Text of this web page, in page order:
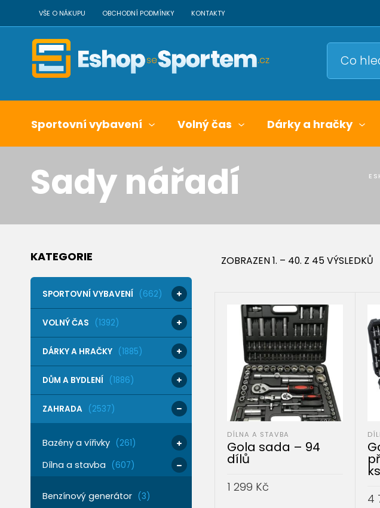
VŠE O NÁKUPU OBCHODNÍ PODMÍNKY KONTAKTY
Sportovní vybavení Volný čas Dárky a hračky
Sady nářadí
KATEGORIE
SPORTOVNÍ VYBAVENÍ (662)
VOLNÝ ČAS (1392)
DÁRKY A HRAČKY (1885)
DŮM A BYDLENÍ (1886)
ZAHRADA (2537)
Bazény a vířivky (261)
Dílna a stavba (607)
Benzínový generátor (3)
ZOBRAZEN 1. – 40. Z 45 VÝSLEDKŮ
DÍLNA A STAVBA
Gola sada – 94
dílů
1 299 Kč
ks
4